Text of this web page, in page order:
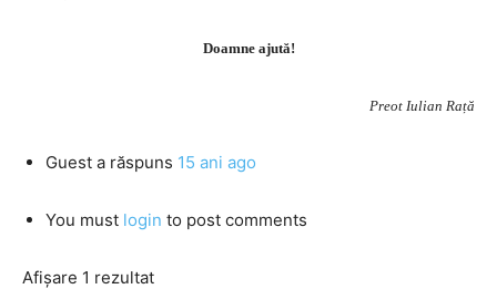
Doamne ajută!
Preot Iulian Rață
Guest a răspuns 15 ani ago
You must login to post comments
Afișare 1 rezultat